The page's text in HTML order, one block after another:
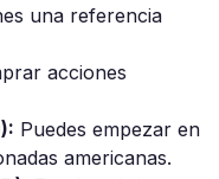
una referencia
acciones
Puedes empezar en
americanas.